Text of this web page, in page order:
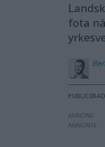
fota
PUBLICERAD
ANNONS